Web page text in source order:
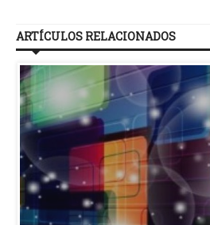
ARTÍCULOS RELACIONADOS